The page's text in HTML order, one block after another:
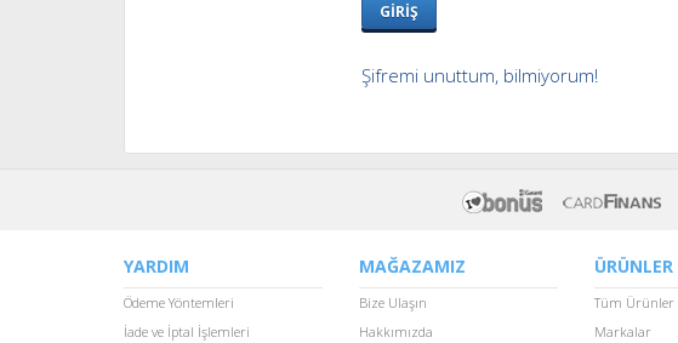
GİRİŞ
Şifremi unuttum, bilmiyorum!
YARDIM
Ödeme Yöntemleri
İade ve İptal İşlemleri
MAĞAZAMIZ
Bize Ulaşın
Hakkımızda
ÜRÜNLER
Tüm Ürünler
Markalar